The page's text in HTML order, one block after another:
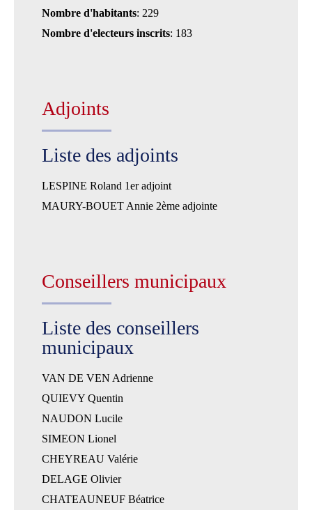
Nombre d'habitants: 229
Nombre d'electeurs inscrits: 183
Adjoints
Liste des adjoints
LESPINE Roland 1er adjoint
MAURY-BOUET Annie 2ème adjointe
Conseillers municipaux
Liste des conseillers
municipaux
VAN DE VEN Adrienne
QUIEVY Quentin
NAUDON Lucile
SIMEON Lionel
CHEYREAU Valérie
DELAGE Olivier
CHATEAUNEUF Béatrice